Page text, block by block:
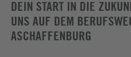
DEIN START IN DIE
UNS AUF DEM
ASCHAFFENBURG